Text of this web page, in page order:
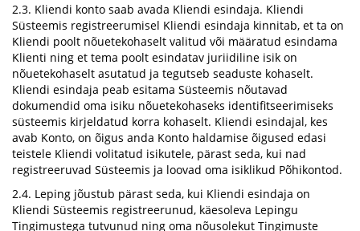
2.3. Kliendi konto saab avada Kliendi esindaja. Kliendi
Süsteemis registreerumisel Kliendi esindaja kinnitab, et ta on
Kliendi poolt nõuetekohaselt valitud või määratud esindama
Klienti ning et tema poolt esindatav juriidiline isik on
nõuetekohaselt asutatud ja tegutseb seaduste kohaselt.
Kliendi esindaja peab esitama Süsteemis nõutavad
dokumendid oma isiku nõuetekohaseks identifitseerimiseks
süsteemis kirjeldatud korra kohaselt. Kliendi esindajal, kes
avab Konto, on õigus anda Konto haldamise õigused edasi
teistele Kliendi volitatud isikutele, pärast seda, kui nad
registreeruvad Süsteemis ja loovad oma isiklikud Põhikontod.
2.4. Leping jõustub pärast seda, kui Kliendi esindaja on
Kliendi Süsteemis registreerunud, käesoleva Lepingu
Tingimustega tutvunud ning oma nõusolekut Tingimuste